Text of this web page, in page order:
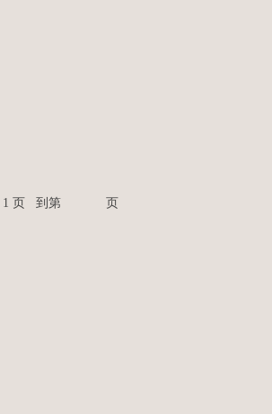
1 页 到第 页